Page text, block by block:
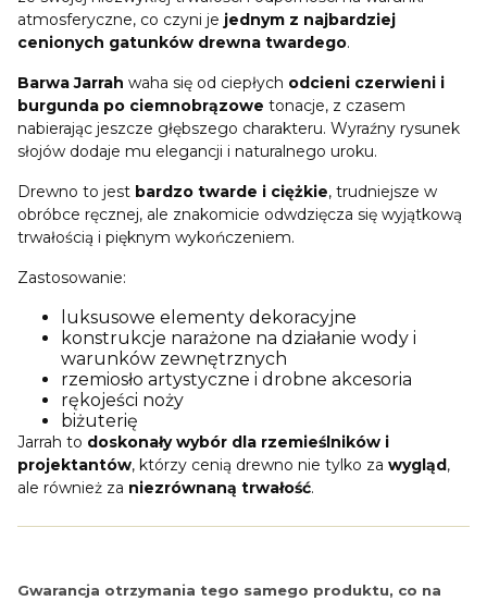
atmosferyczne, co czyni je jednym z najbardziej
cenionych gatunków drewna twardego.
Barwa Jarrah waha się od ciepłych odcieni czerwieni i
burgunda po ciemnobrązowe tonacje, z czasem
nabierając jeszcze głębszego charakteru. Wyraźny rysunek
słojów dodaje mu elegancji i naturalnego uroku.
Drewno to jest bardzo twarde i ciężkie, trudniejsze w
obróbce ręcznej, ale znakomicie odwdzięcza się wyjątkową
trwałością i pięknym wykończeniem.
Zastosowanie:
luksusowe elementy dekoracyjne
konstrukcje narażone na działanie wody i
warunków zewnętrznych
rzemiosło artystyczne i drobne akcesoria
rękojeści noży
biżuterię
Jarrah to doskonały wybór dla rzemieślników i
projektantów, którzy cenią drewno nie tylko za wygląd,
ale również za niezrównaną trwałość.
Gwarancja otrzymania tego samego produktu, co na